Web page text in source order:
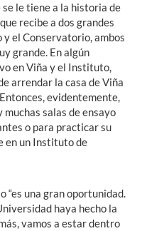
se le tiene a la historia de
recibe a dos grandes
el Conservatorio, ambos
grande. En algún
en Viña y el Instituto,
arrendar la casa de Viña
evidentemente,
salas de ensayo
o para practicar su
en un Instituto de
“es una gran oportunidad.
haya hecho la
vamos a estar dentro